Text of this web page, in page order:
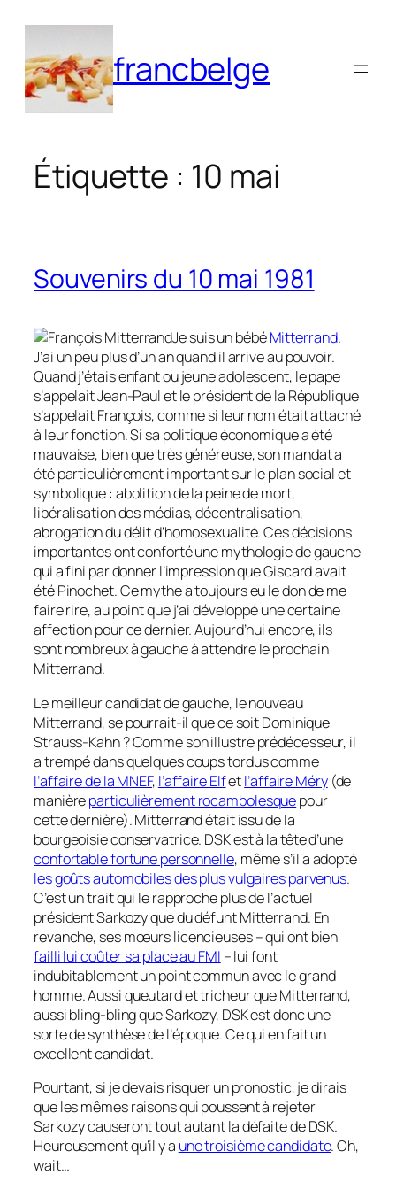
contenu
francbelge
Étiquette : 10 mai
Souvenirs du 10 mai 1981
Je suis un bébéMitterrand.
J’ai un peu plus d’un an quand il arrive au pouvoir.
Quand j’étais enfant ou jeune adolescent, le pape
s’appelait Jean-Paul et le président de la République
s’appelait François, comme si leur nom était attaché
à leur fonction. Si sa politique économique a été
mauvaise, bien que très généreuse, son mandat a
été particulièrement important sur le plan social et
symbolique : abolition de la peine de mort,
libéralisation des médias, décentralisation,
abrogation du délit d’homosexualité. Ces décisions
importantes ont conforté une mythologie de gauche
qui a fini par donner l’impression que Giscard avait
été Pinochet. Ce mythe a toujours eu le don de me
faire rire, au point que j’ai développé une certaine
affection pour ce dernier. Aujourd’hui encore, ils
sont nombreux à gauche à attendre le prochain
Mitterrand.
Le meilleur candidat de gauche, le nouveau
Mitterrand, se pourrait-il que ce soit Dominique
Strauss-Kahn ? Comme son illustre prédécesseur, il
a trempé dans quelques coups tordus comme
l’affaire de la MNEF, l’affaire Elfetl’affaire Méry(de
manièreparticulièrement rocambolesquepour
cette dernière). Mitterrand était issu de la
bourgeoisie conservatrice. DSK est à la tête d’une
confortable fortune personnelle, même s’il a adopté
les goûts automobiles des plus vulgaires parvenus.
C’est un trait qui le rapproche plus de l’actuel
président Sarkozy que du défunt Mitterrand. En
revanche, ses mœurs licencieuses – qui ont bien
failli lui coûter sa place au FMI – lui font
indubitablement un point commun avec le grand
homme. Aussi queutard et tricheur que Mitterrand,
aussi bling-bling que Sarkozy, DSK est donc une
sorte de synthèse de l’époque. Ce qui en fait un
excellent candidat.
Pourtant, si je devais risquer un pronostic, je dirais
que les mêmes raisons qui poussent à rejeter
Sarkozy causeront tout autant la défaite de DSK.
Heureusement qu’il y a une troisième candidate. Oh,
wait…